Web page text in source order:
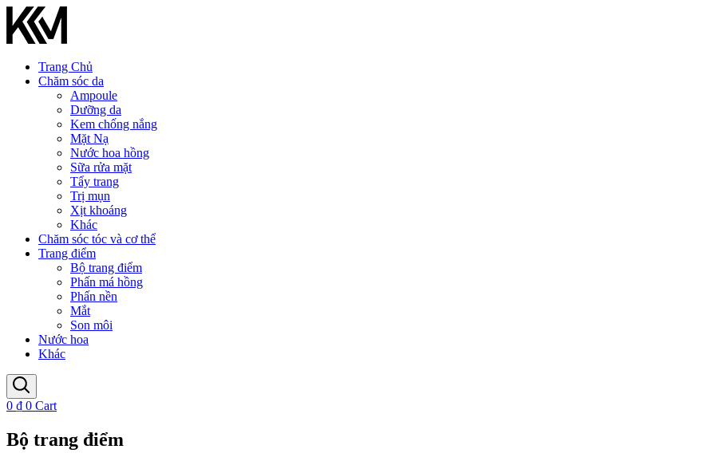
Trang Chủ
Chăm sóc da
Ampoule
Dưỡng da
Kem chống nắng
Mặt Nạ
Nước hoa hồng
Sữa rửa mặt
Tẩy trang
Trị mụn
Xịt khoáng
Khác
Chăm sóc tóc và cơ thể
Trang điểm
Bộ trang điểm
Phấn má hồng
Phấn nền
Mắt
Son môi
Nước hoa
Khác
0 ₫ 0 Cart
Bộ trang điểm